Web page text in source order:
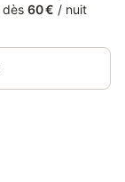
Course, 24 km from
Station.
dès 60 € / nuit